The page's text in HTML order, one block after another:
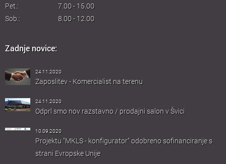
Pet.:
7.00 - 15.00
Sob.:
8.00 - 12.00
Zadnje novice:
24.11.2020
Zaposlitev - Komercialist na terenu
24.11.2020
Odprl smo nov razstavno / prodajni salon v Švici
10.09.2020
Projektu "MKLS - konfigurator" odobreno sofinanciranje s
strani Evropske Unije